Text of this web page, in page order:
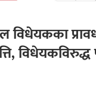
विधेयकका
विधेयकविरुद्ध